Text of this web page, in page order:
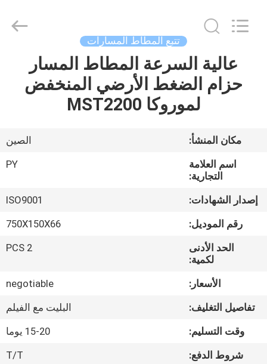
الصفحة
الرئيسية
معلومات
جولة
مراقبة
الجودة
اتصل
تتبع المطاط المسارات
عالية السرعة المطاط المسار
حزام الضغط الأرضي المنخفض
لموروكا MST2200
مكان المنشأ:
الصين
اسم العلامة
التجارية:
PY
إصدار الشهادات:
ISO9001
رقم الموديل:
750X150X66
الحد الأدنى
لكمية:
2 PCS
الأسعار:
negotiable
تفاصيل التغليف:
البليت مع الفيلم
وقت التسليم:
15-20 يوما
شروط الدفع:
T/T